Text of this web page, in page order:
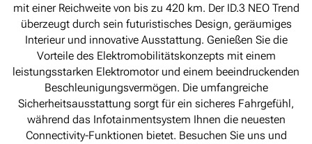
mit einer Reichweite von bis zu 420 km. Der ID.3 NEO Trend
überzeugt durch sein futuristisches Design, geräumiges
Interieur und innovative Ausstattung. Genießen Sie die
Vorteile des Elektromobilitätskonzepts mit einem
leistungsstarken Elektromotor und einem beeindruckenden
Beschleunigungsvermögen. Die umfangreiche
Sicherheitsausstattung sorgt für ein sicheres Fahrgefühl,
während das Infotainmentsystem Ihnen die neuesten
Connectivity-Funktionen bietet. Besuchen Sie uns und